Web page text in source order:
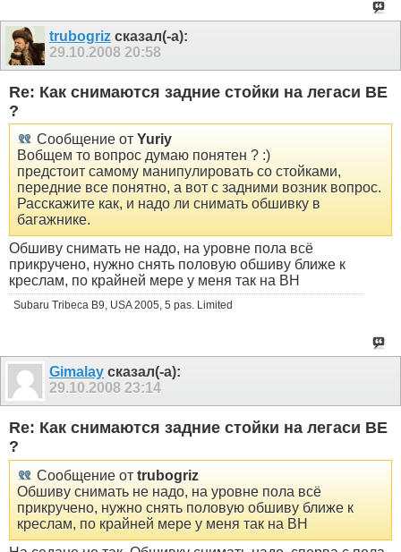
trubogriz сказал(-а):
29.10.2008 20:58
Re: Как снимаются задние стойки на легаси BE
?
Сообщение от Yuriy
Вобщем то вопрос думаю понятен ? :)
предстоит самому манипулировать со стойками,
передние все понятно, а вот с задними возник вопрос.
Расскажите как, и надо ли снимать обшивку в
багажнике.
Обшиву снимать не надо, на уровне пола всё
прикручено, нужно снять половую обшиву ближе к
креслам, по крайней мере у меня так на BH
Subaru Tribeca B9, USA 2005, 5 pas. Limited
Gimalay сказал(-а):
29.10.2008 23:14
Re: Как снимаются задние стойки на легаси BE
?
Сообщение от trubogriz
Обшиву снимать не надо, на уровне пола всё
прикручено, нужно снять половую обшиву ближе к
креслам, по крайней мере у меня так на BH